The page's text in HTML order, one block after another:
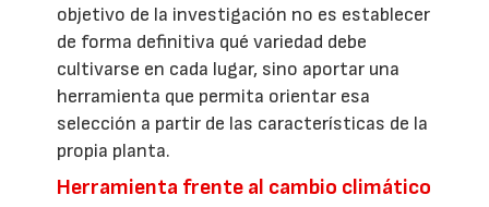
objetivo de la investigación no es establecer
de forma definitiva qué variedad debe
cultivarse en cada lugar, sino aportar una
herramienta que permita orientar esa
selección a partir de las características de la
propia planta.
Herramienta frente al cambio climático